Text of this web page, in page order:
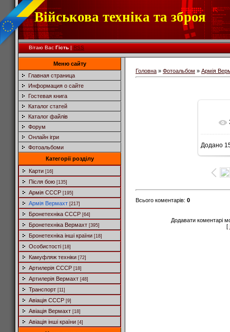
Військова техніка та зброя
Вітаю Вас Гість|RSS
Меню сайту
Главная страница
Информация о сайте
Гостевая книга
Каталог статей
Каталог файлів
Форум
Онлайн ігри
Фотоальбоми
Категорії розділу
Карти [16]
Після бою [135]
Армія СССР [195]
Армія Вермахт [217]
Бронетехніка СССР [64]
Бронетехніка Вермахт [395]
Бронетехніка інші країни [18]
Особистості [18]
Камуфляж техніки [72]
Артилерія СССР [18]
Артилерія Вермахт [48]
Транспорт [11]
Авіація СССР [9]
Авіація Вермахт [18]
Авіація інші країни [4]
Головна » Фотоальбом » Армія
Додано
Всього коментарів: 0
Додавати коментарі
[